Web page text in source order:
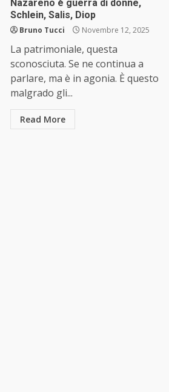
Nazareno è guerra di donne,
Schlein, Salis, Diop
Bruno Tucci Novembre 12, 2025
La patrimoniale, questa
sconosciuta. Se ne continua a
parlare, ma è in agonia. È questo
malgrado gli...
Read More